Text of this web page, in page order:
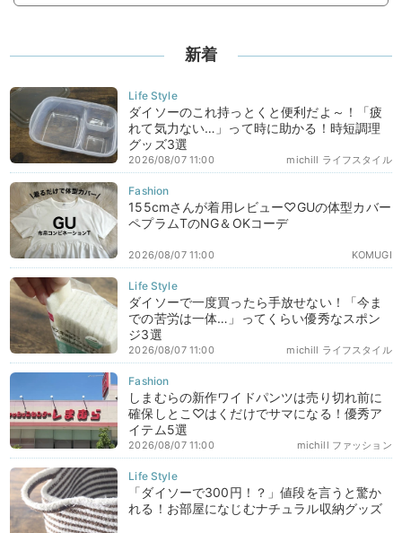
新着
ダイソーのこれ持っとくと便利だよ～！「疲
れて気力ない…」って時に助かる！時短調理
グッズ3選
michill ライフスタイル
2026/08/07 11:00
155cmさんが着用レビュー♡GUの体型カバー
ペプラムTのNG＆OKコーデ
KOMUGI
2026/08/07 11:00
ダイソーで一度買ったら手放せない！「今ま
での苦労は一体…」ってくらい優秀なスポン
ジ3選
michill ライフスタイル
2026/08/07 11:00
しまむらの新作ワイドパンツは売り切れ前に
確保しとこ♡はくだけでサマになる！優秀ア
イテム5選
michill ファッション
2026/08/07 11:00
「ダイソーで300円！？」値段を言うと驚か
れる！お部屋になじむナチュラル収納グッズ